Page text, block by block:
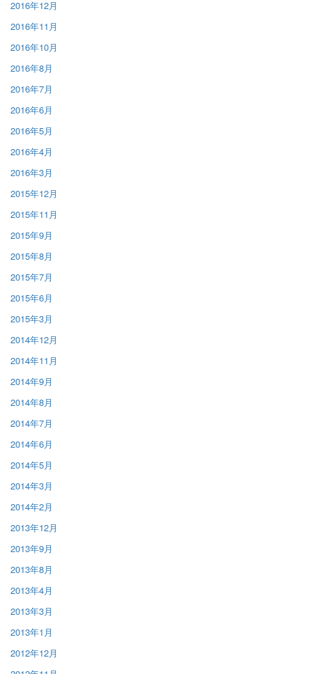
2016年12月
2016年11月
2016年10月
2016年8月
2016年7月
2016年6月
2016年5月
2016年4月
2016年3月
2015年12月
2015年11月
2015年9月
2015年8月
2015年7月
2015年6月
2015年3月
2014年12月
2014年11月
2014年9月
2014年8月
2014年7月
2014年6月
2014年5月
2014年3月
2014年2月
2013年12月
2013年9月
2013年8月
2013年4月
2013年3月
2013年1月
2012年12月